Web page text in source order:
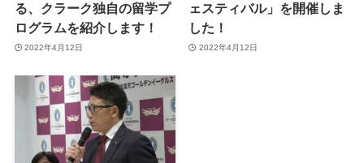
る、クラーク独自の留学プ
ログラムを紹介します！
2022年4月12日
ェスティバル」を開催しま
した！
2022年4月12日